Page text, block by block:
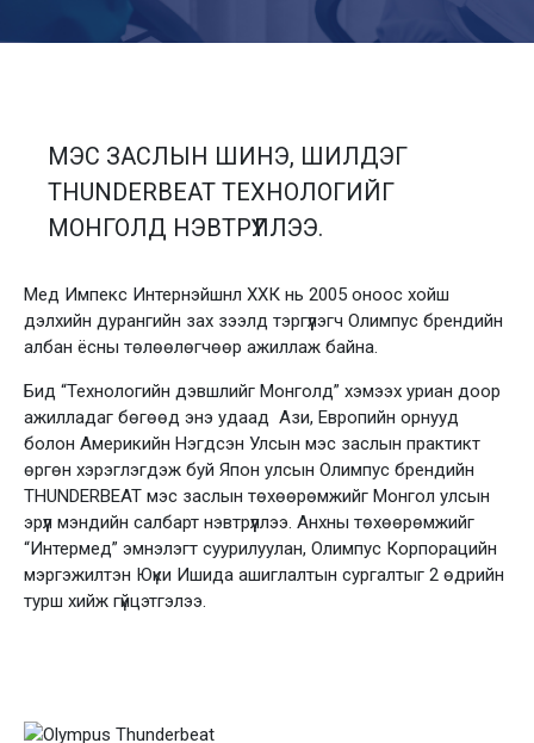
МЭС ЗАСЛЫН ШИНЭ, ШИЛДЭГ
THUNDERBEAT ТЕХНОЛОГИЙГ
МОНГОЛД НЭВТРҮҮЛЛЭЭ.
Мед Импекс Интернэйшнл ХХК нь 2005 оноос хойш
дэлхийн дурангийн зах зээлд тэргүүлэгч Олимпус брендийн
албан ёсны төлөөлөгчөөр ажиллаж байна.
Бид “Технологийн дэвшлийг Монголд” хэмээх уриан доор
ажилладаг бөгөөд энэ удаад Ази, Европийн орнууд
болон Америкийн Нэгдсэн Улсын мэс заслын практикт
өргөн хэрэглэгдэж буй Япон улсын Олимпус брендийн
THUNDERBEAT мэс заслын төхөөрөмжийг Монгол улсын
эрүүл мэндийн салбарт нэвтрүүллээ. Анхны төхөөрөмжийг
“Интермед” эмнэлэгт суурилуулан, Олимпус Корпорацийн
мэргэжилтэн Юүки Ишида ашиглалтын сургалтыг 2 өдрийн
турш хийж гүйцэтгэлээ.